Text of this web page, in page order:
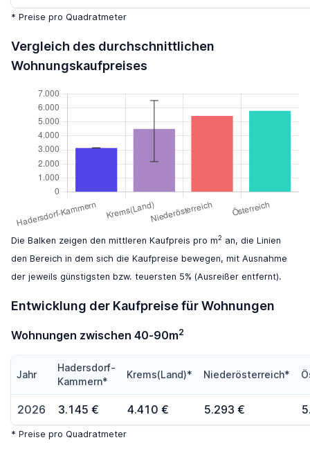
* Preise pro Quadratmeter
Vergleich des durchschnittlichen
Wohnungskaufpreises
Die Balken zeigen den mittleren Kaufpreis pro m2 an, die Linien
den Bereich in dem sich die Kaufpreise bewegen, mit Ausnahme
der jeweils günstigsten bzw. teuersten 5% (Ausreißer entfernt).
Entwicklung der Kaufpreise für Wohnungen
Wohnungen zwischen 40-90m2
Jahr
Hadersdorf-
Kammern*
Krems(Land)* Niederösterreich*
2026 3.145 € 4.410 € 5.293 €
* Preise pro Quadratmeter